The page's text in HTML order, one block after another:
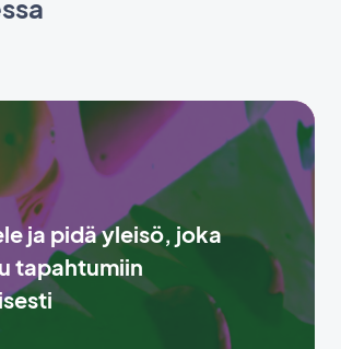
ja pidä yleisö, joka
tapahtumiin